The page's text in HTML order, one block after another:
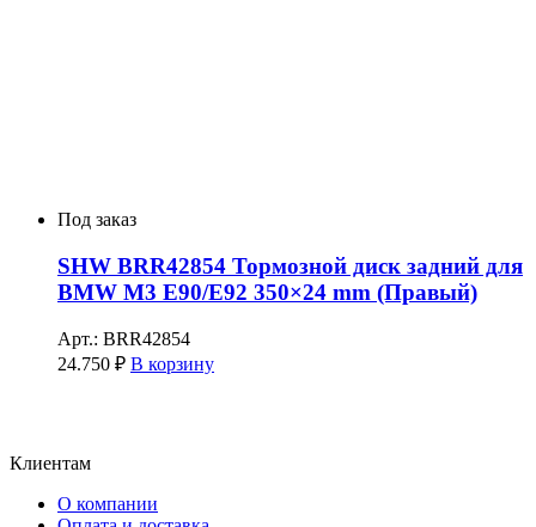
Под заказ
SHW BRR42854 Тормозной диск задний для
BMW M3 E90/E92 350×24 mm (Правый)
Арт.: BRR42854
24.750 ₽ В корзину
Клиентам
О компании